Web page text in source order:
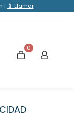
| 📱 Llamar
0